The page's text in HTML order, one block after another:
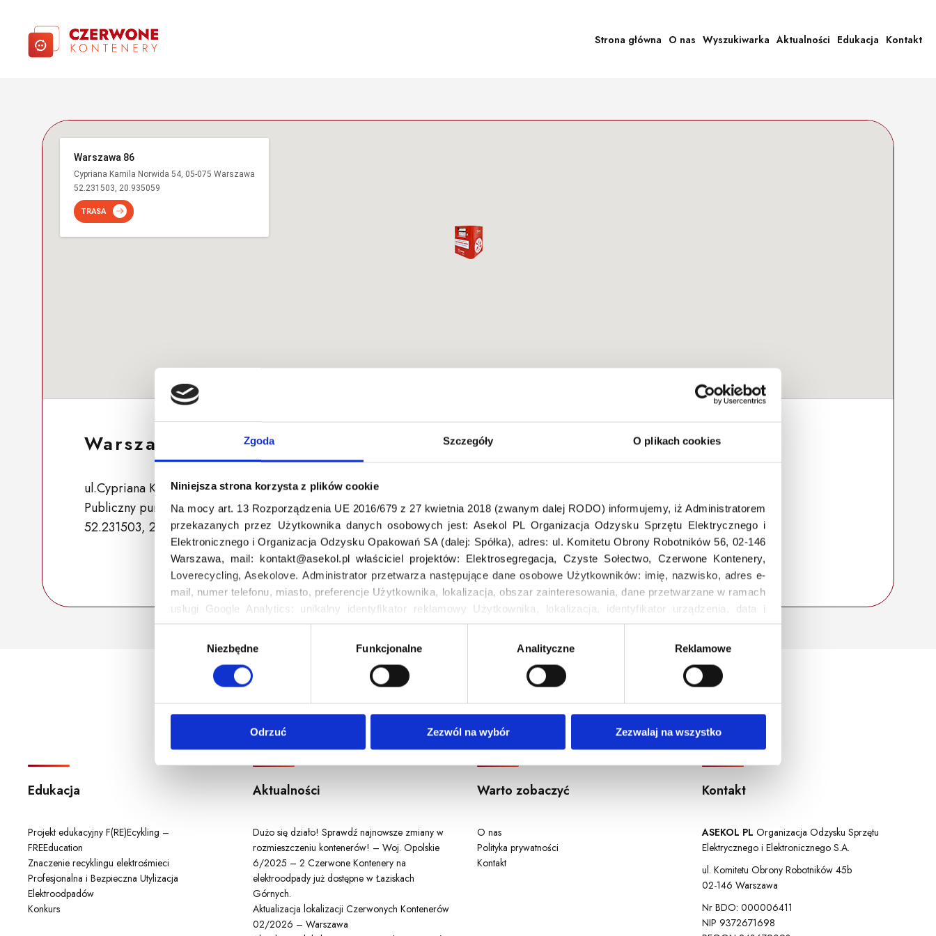
Zgoda Szczegóły O plikach cookies
Niniejsza strona korzysta z plików cookie
Na mocy art. 13 Rozporządzenia UE 2016/679 z 27 kwietnia 2018 (zwanym dalej RODO) informujemy, iż Administratorem
przekazanych przez Użytkownika danych osobowych jest: Asekol PL Organizacja Odzysku Sprzętu Elektrycznego i
Elektronicznego i Organizacja Odzysku Opakowań SA (dalej: Spółka), adres: ul. Komitetu Obrony Robotników 56, 02-146
Warszawa, mail: kontakt@asekol.pl właściciel projektów: Elektrosegregacja, Czyste Sołectwo, Czerwone Kontenery,
Loverecycling, Asekolove. Administrator przetwarza następujące dane osobowe Użytkowników: imię, nazwisko, adres e-
mail, numer telefonu, miasto, preferencje Użytkownika, lokalizacja, obszar zainteresowania, dane przetwarzane w ramach
usługi Google Analytics: unikalny identyfikator reklamowy Użytkownika, lokalizacja, identyfikator urządzenia, data i
godzina korzystania z serwisu, dane demograficzne: kraj, miasto, język, płeć, wiek, typ i wersja systemu operacyjnego.
d
Niezbędne Funkcjonalne Analityczne Reklamowe
Odrzuć Zezwól na wybór Zezwalaj na wszystko
Strona główna O nas Wyszukiwarka Aktualności Edukacja Kontakt
Warszawa 86
Cypriana Kamila Norwida 54, 05-075 Warszawa
52.231503, 20.935059
TRASA
Warszawa 86
ul.Cypriana Kamila Norwida 54, 05-075 Warszawa, Polska
Publiczny punkt zbiórki
52.231503, 20.935059
Edukacja
Projekt edukacyjny F(RE)Ecykling –
FREEducation
Znaczenie recyklingu elektrośmieci
Profesjonalna i Bezpieczna Utylizacja
Elektroodpadów
Konkurs
Aktualności
Dużo się działo! Sprawdź najnowsze zmiany w
rozmieszczeniu kontenerów! – Woj. Opolskie
6/2025 – 2 Czerwone Kontenery na
elektroodpady już dostępne w Łaziskach
Górnych.
Aktualizacja lokalizacji Czerwonych Kontenerów
02/2026 – Warszawa
Warto zobaczyć
O nas
Polityka prywatności
Kontakt
Kontakt
ASEKOL PL Organizacja Odzysku Sprzętu
Elektrycznego i Elektronicznego S.A.
ul. Komitetu Obrony Robotników 45b
02-146 Warszawa
Nr BDO: 000006411
NIP 9372671698